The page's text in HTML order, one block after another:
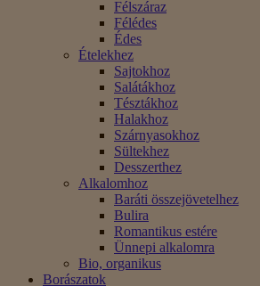
Félszáraz
Félédes
Édes
Ételekhez
Sajtokhoz
Salátákhoz
Tésztákhoz
Halakhoz
Szárnyasokhoz
Sültekhez
Desszerthez
Alkalomhoz
Baráti összejövetelhez
Bulira
Romantikus estére
Ünnepi alkalomra
Bio, organikus
Borászatok